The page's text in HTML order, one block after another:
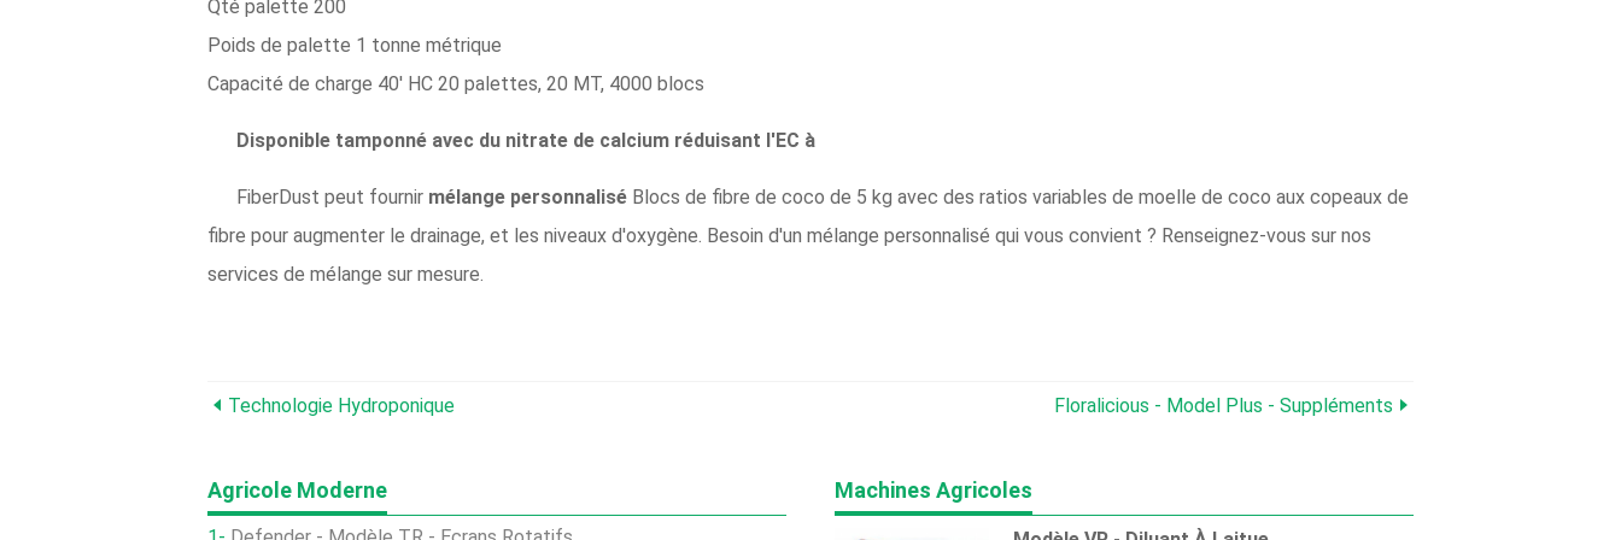
Qté palette 200
Poids de palette 1 tonne métrique
Capacité de charge 40′ HC 20 palettes, 20 MT, 4000 blocs
Disponible tamponné avec du nitrate de calcium réduisant l'EC à
FiberDust peut fournir mélange personnalisé Blocs de fibre de coco de 5 kg avec des ratios variables de moelle de coco aux copeaux de
fibre pour augmenter le drainage, et les niveaux d'oxygène. Besoin d'un mélange personnalisé qui vous convient ? Renseignez-vous sur nos
services de mélange sur mesure.
Technologie Hydroponique Floralicious - Model Plus - Suppléments
Agricole Moderne Machines Agricoles